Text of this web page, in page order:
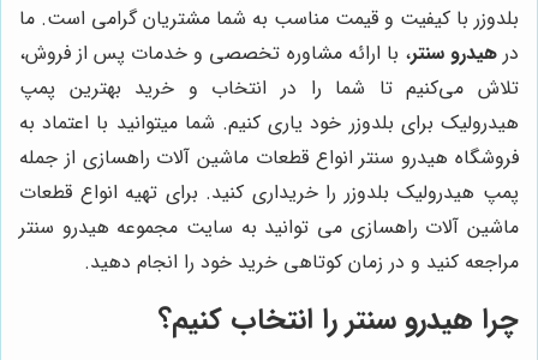
بلدوزر با کیفیت و قیمت مناسب به شما مشتریان گرامی است. ما
درهیدرو سنتر، با ارائه مشاوره تخصصی و خدمات پس از فروش،
تلاش می‌کنیم تا شما را در انتخاب و خرید بهترین پمپ
هیدرولیک برای بلدوزر خود یاری کنیم. شما میتوانید با اعتماد به
فروشگاه هیدرو سنتر انواع قطعات ماشین آلات راهسازی از جمله
پمپ هیدرولیک بلدوزر را خریداری کنید. برای تهیه انواع قطعات
ماشین آلات راهسازی می توانید به سایت مجموعه هیدرو سنتر
مراجعه کنید و در زمان کوتاهی خرید خود را انجام دهید.
چرا هیدرو سنتررا انتخاب کنیم؟